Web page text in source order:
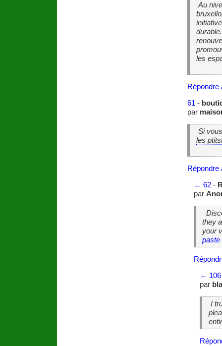
Au
les
Répondre
61 -
par
Si
les
Répondre
← 62-
par
they
your
paste
← 106
par
I